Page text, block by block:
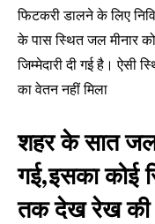
फिटकरी डालने के लिए
के पास स्थित जल मीनार
जिम्मेदारी दी गई है। ऐसी
का वेतन नहीं मिला
शहर के सात
गई,इसका कोई
तक देख रेख की